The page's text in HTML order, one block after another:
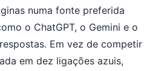
numa fonte preferida
o ChatGPT, o Gemini e o
Em vez de competir
em dez ligações azuis,